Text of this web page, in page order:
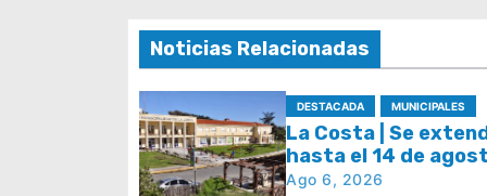
e
g
a
c
Noticias Relacionadas
DESTACADA MUNICIPALES
La Costa | Se
hasta el 14 de
plazo para acceder
Ago 6, 2026